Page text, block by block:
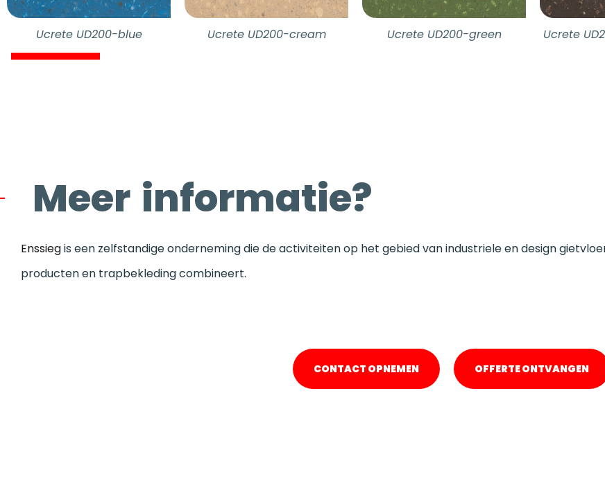
Ucrete UD200-blue Ucrete UD200-cream Ucrete UD200-green Ucrete
Meer informatie?
Enssiegis een zelfstandige onderneming die de activiteiten op het gebied van industriele en design
producten en trapbekleding combineert.
CONTACT OPNEMEN OFFERTE ONTVANGEN